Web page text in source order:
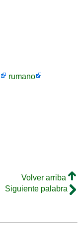
rumano
Volver arriba
Siguiente palabra